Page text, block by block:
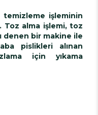
temizleme işleminin
Toz alma işlemi, toz
denen bir makine ile
pislikleri alınan
için yıkama